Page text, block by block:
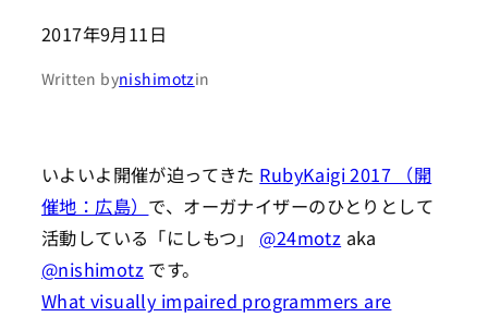
2017年9月11日
Written bynishimotzin
いよいよ開催が迫ってきた RubyKaigi 2017 （開
催地：広島） で、オーガナイザーのひとりとして
活動している「にしもつ」 @24motz aka
@nishimotz です。
What visually impaired programmers are